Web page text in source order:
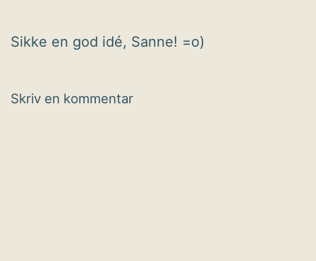
Sikke en god idé, Sanne! =o)
Skriv en kommentar